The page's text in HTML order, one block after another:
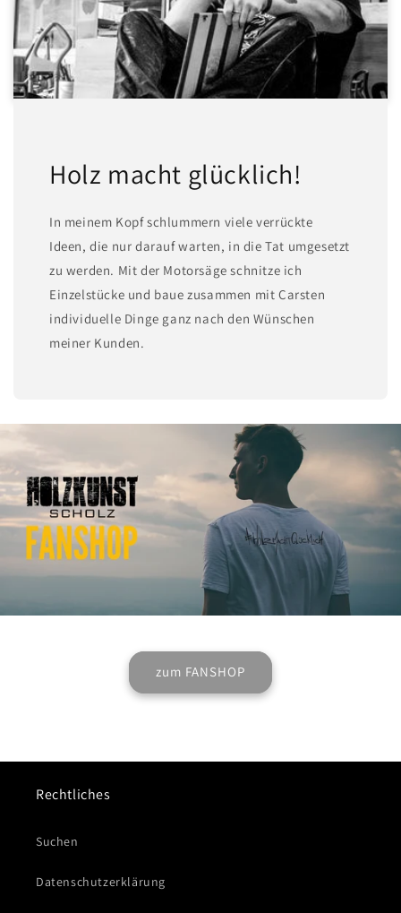
Holz macht glücklich!
In meinem Kopf schlummern viele verrückte
Ideen, die nur darauf warten, in die Tat umgesetzt
zu werden. Mit der Motorsäge schnitze ich
Einzelstücke und baue zusammen mit Carsten
individuelle Dinge ganz nach den Wünschen
meiner Kunden.
zum FANSHOP
Rechtliches
Suchen
Datenschutzerklärung